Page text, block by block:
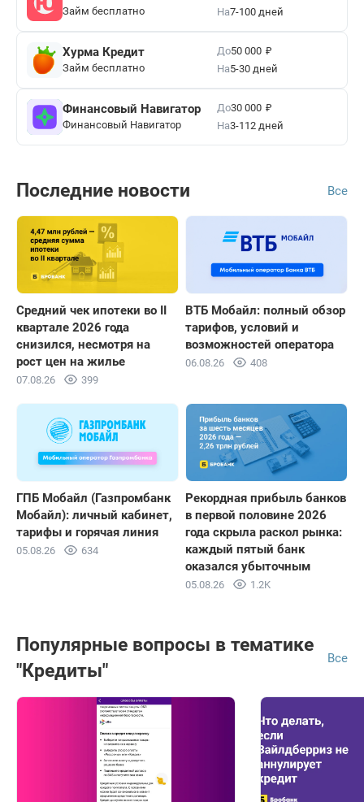
Займ бесплатно На7-100 дней
Хурма Кредит
Займ бесплатно
До50 000 ₽
На5-30 дней
Финансовый Навигатор
Финансовый Навигатор
До30 000 ₽
На3-112 дней
Последние новости Все
Средний чек ипотеки во II
квартале 2026 года
снизился, несмотря на
рост цен на жилье
07.08.26 399
ВТБ Мобайл: полный обзор
тарифов, условий и
возможностей оператора
06.08.26 408
ГПБ Мобайл (Газпромбанк
Мобайл): личный кабинет,
тарифы и горячая линия
05.08.26 634
Рекордная прибыль банков
в первой половине 2026
года скрыла раскол рынка:
каждый пятый банк
оказался убыточным
05.08.26 1.2K
Популярные вопросы в тематике
"Кредиты"
Все